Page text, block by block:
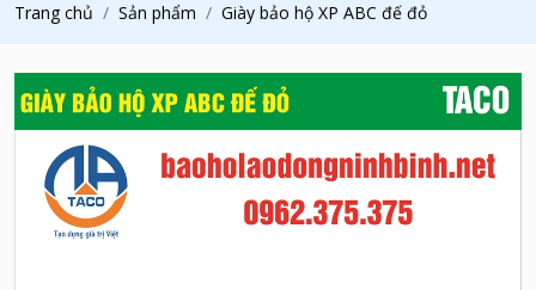
Trang chủ Sản phẩm Giày bảo hộ XP ABC đế đỏ